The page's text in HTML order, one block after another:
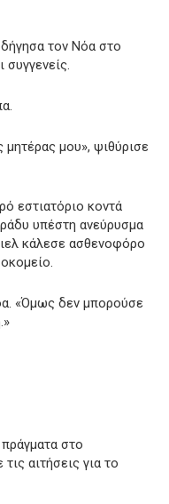
τον Νόα στο
συγγενείς.
μου», ψιθύρισε
εστιατόριο κοντά
υπέστη ανεύρυσμα
κάλεσε ασθενοφόρο
«Όμως δεν μπορούσε
στο
αιτήσεις για το